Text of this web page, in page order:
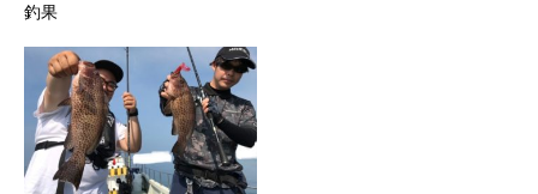
釣果